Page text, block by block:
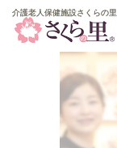
介護老人保健施設さくらの里
介護老人保健施設さくらの里